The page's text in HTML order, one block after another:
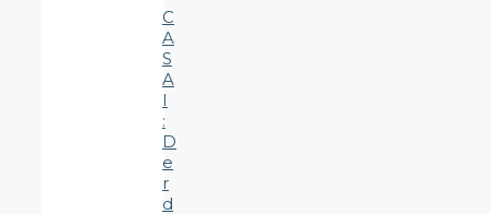
C
A
S
A
I
:
D
e
r
d